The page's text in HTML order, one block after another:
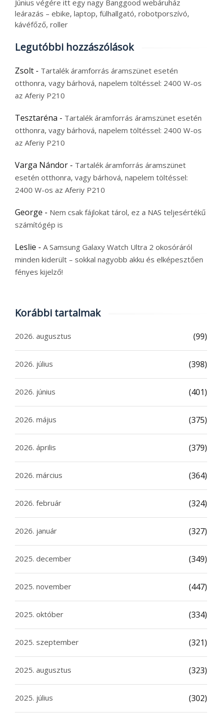
Június végére itt egy nagy Banggood webáruház
leárazás – ebike, laptop, fülhallgató, robotporszívó,
kávéfőző, roller
Legutóbbi hozzászólások
Zsolt - Tartalék áramforrás áramszünet esetén
otthonra, vagy bárhová, napelem töltéssel: 2400 W-os
az Aferiy P210
Tesztaréna - Tartalék áramforrás áramszünet esetén
otthonra, vagy bárhová, napelem töltéssel: 2400 W-os
az Aferiy P210
Varga Nándor - Tartalék áramforrás áramszünet
esetén otthonra, vagy bárhová, napelem töltéssel:
2400 W-os az Aferiy P210
George - Nem csak fájlokat tárol, ez a NAS teljesértékű
számítógép is
Leslie - A Samsung Galaxy Watch Ultra 2 okosóráról
minden kiderült – sokkal nagyobb akku és elképesztően
fényes kijelző!
Korábbi tartalmak
2026. augusztus (99)
2026. július (398)
2026. június (401)
2026. május (375)
2026. április (379)
2026. március (364)
2026. február (324)
2026. január (327)
2025. december (349)
2025. november (447)
2025. október (334)
2025. szeptember (321)
2025. augusztus (323)
2025. július (302)